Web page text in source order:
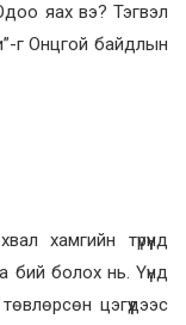
яах вэ? Тэгвэл
г Онцгой байдлын
хамгийн түрүүнд
бий болох нь. Үүнд
цэгүүдээс